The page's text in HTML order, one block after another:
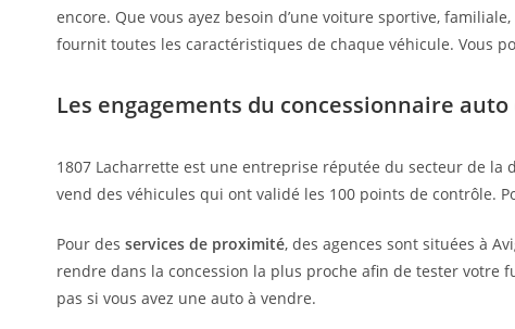
encore. Que vous ayez besoin d’une voiture sportive,
fournit toutes les caractéristiques de chaque véhicule. Vous
Les engagements du concessionnaire auto
1807 Lacharrette est une entreprise réputée du secteur de
vend des véhicules qui ont validé les 100 points de contrôle.
Pour des services de proximité, des agences sont situées à
rendre dans la concession la plus proche afin de tester
pas si vous avez une auto à vendre.